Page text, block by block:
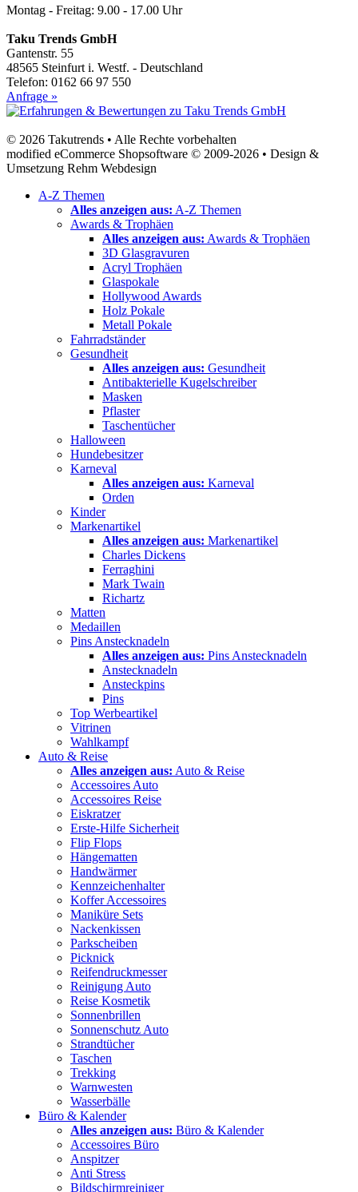
Montag - Freitag: 9.00 - 17.00 Uhr
Taku Trends GmbH
Gantenstr. 55
48565 Steinfurt i. Westf. - Deutschland
Telefon: 0162 66 97 550
Anfrage »
© 2026 Takutrends • Alle Rechte vorbehalten
modified eCommerce Shopsoftware © 2009-2026 • Design &
Umsetzung Rehm Webdesign
A-Z Themen
Alles anzeigen aus: A-Z Themen
Awards & Trophäen
Alles anzeigen aus: Awards & Trophäen
3D Glasgravuren
Acryl Trophäen
Glaspokale
Hollywood Awards
Holz Pokale
Metall Pokale
Fahrradständer
Gesundheit
Alles anzeigen aus: Gesundheit
Antibakterielle Kugelschreiber
Masken
Pflaster
Taschentücher
Halloween
Hundebesitzer
Karneval
Alles anzeigen aus: Karneval
Orden
Kinder
Markenartikel
Alles anzeigen aus: Markenartikel
Charles Dickens
Ferraghini
Mark Twain
Richartz
Matten
Medaillen
Pins Anstecknadeln
Alles anzeigen aus: Pins Anstecknadeln
Anstecknadeln
Ansteckpins
Pins
Top Werbeartikel
Vitrinen
Wahlkampf
Auto & Reise
Alles anzeigen aus: Auto & Reise
Accessoires Auto
Accessoires Reise
Eiskratzer
Erste-Hilfe Sicherheit
Flip Flops
Hängematten
Handwärmer
Kennzeichenhalter
Koffer Accessoires
Maniküre Sets
Nackenkissen
Parkscheiben
Picknick
Reifendruckmesser
Reinigung Auto
Reise Kosmetik
Sonnenbrillen
Sonnenschutz Auto
Strandtücher
Taschen
Trekking
Warnwesten
Wasserbälle
Büro & Kalender
Alles anzeigen aus: Büro & Kalender
Accessoires Büro
Anspitzer
Anti Stress
Bildschirmreiniger